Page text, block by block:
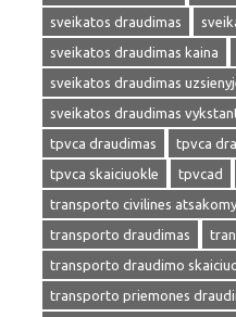
sveikatos draudimas
sveikatos draudimas kaina
sveikatos draudimas
sveikatos draudimas
tpvca draudimas
tpvca
tpvca skaiciuokle
tpvcad
transporto civilines
transporto draudimas
transporto draudimo
transporto priemones